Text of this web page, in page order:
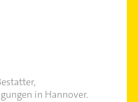
in Hannover.